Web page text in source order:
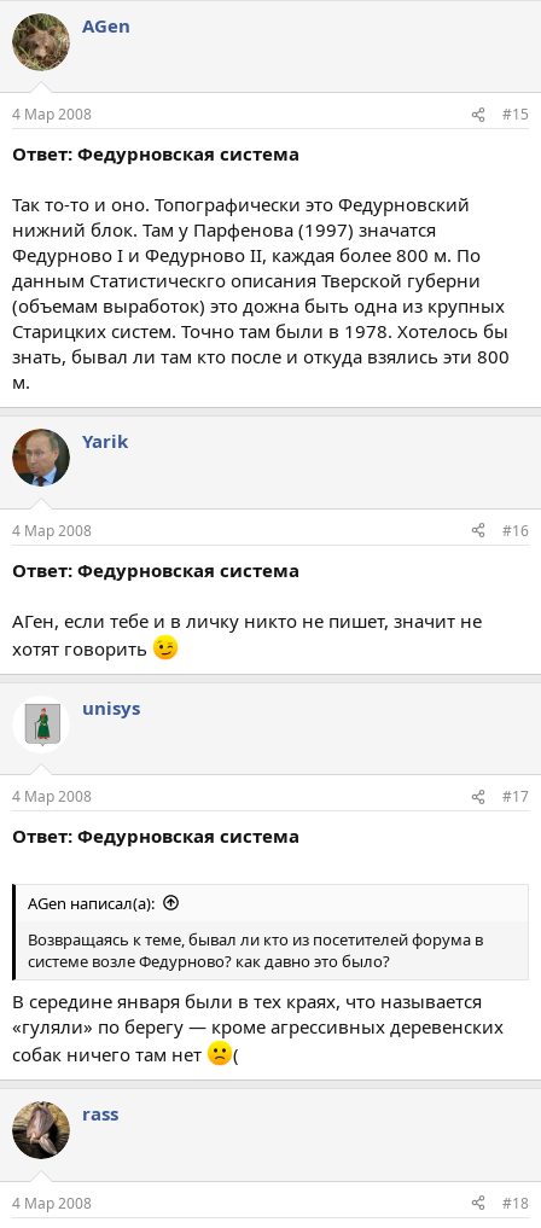
AGen
4 Мар 2008 #15
Ответ: Федурновская система
Так то-то и оно. Топографически это Федурновский
нижний блок. Там у Парфенова (1997) значатся
Федурново I и Федурново II, каждая более 800 м. По
данным Статистическго описания Тверской губерни
(объемам выработок) это дожна быть одна из крупных
Старицких систем. Точно там были в 1978. Хотелось бы
знать, бывал ли там кто после и откуда взялись эти 800
м.
Yarik
4 Мар 2008 #16
Ответ: Федурновская система
АГен, если тебе и в личку никто не пишет, значит не
хотят говорить
unisys
4 Мар 2008 #17
Ответ: Федурновская система
AGen написал(а):
Возвращаясь к теме, бывал ли кто из посетителей форума в
системе возле Федурново? как давно это было?
В середине января были в тех краях, что называется
«гуляли» по берегу — кроме агрессивных деревенских
собак ничего там нет
(
rass
4 Мар 2008 #18